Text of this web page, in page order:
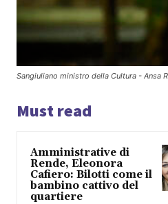
Sangiuliano ministro della Cultura - Ansa
Must read
Amministrative di
Rende, Eleonora
Cafiero: Bilotti come il
bambino cattivo del
quartiere